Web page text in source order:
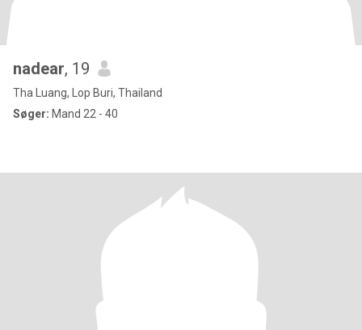
nadear, 19
Tha Luang, Lop Buri, Thailand
Søger: Mand 22 - 40